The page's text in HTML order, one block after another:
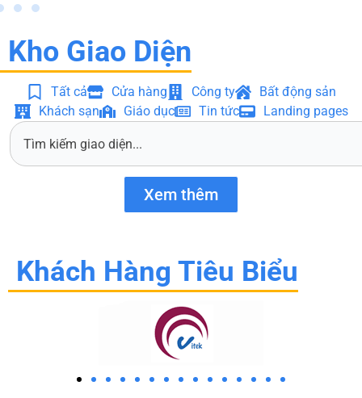
Kho Giao Diện
Tất cả Cửa hàng Công ty
Bất động sản
Khách sạn
Giáo dục Tin tức Landing pages
S
Xem thêm
Khách Hàng Tiêu Biểu